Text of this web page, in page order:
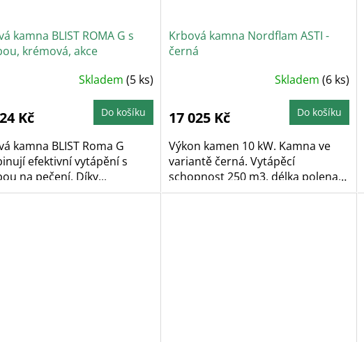
kamna BLIST ROMA G s
krémová, akce
Skladem (5 ks)
Kč Do košíku
kamna BLIST Roma G
efektivní vytápění s
na pečení. Díky...
Krbová kamna Nordflam ASTI -
černá
Skladem (6 ks)
17 025 Kč Do košíku
Výkon kamen 10 kW. Kamna ve
variantě černá. Vytápěcí
schopnost 250 m3, délka polena
až...